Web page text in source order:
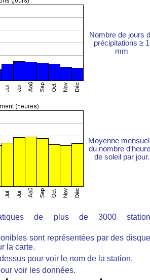
Nombre de jours
précipitations ≥ 1
mm
Moyenne
du nombre
de soleil par jour.
de plus de 3000
sont représentées par des
la carte.
pour voir le nom de la station.
voir les données.